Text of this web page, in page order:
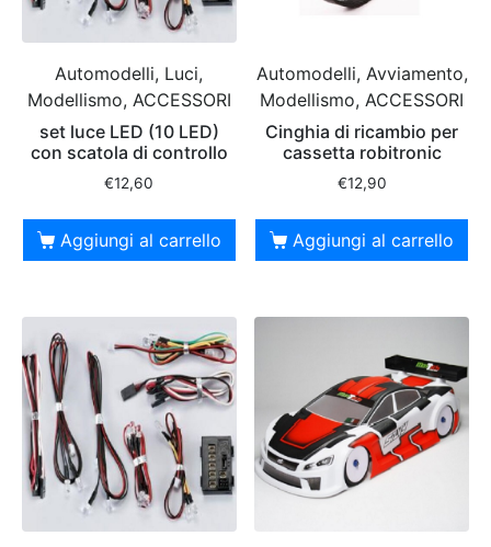
Automodelli, Luci,
Modellismo, ACCESSORI
set luce LED (10 LED)
con scatola di controllo
€12,60
Aggiungi al carrello
Automodelli, Avviamento,
Modellismo, ACCESSORI
Cinghia di ricambio per
cassetta robitronic
€12,90
Aggiungi al carrello